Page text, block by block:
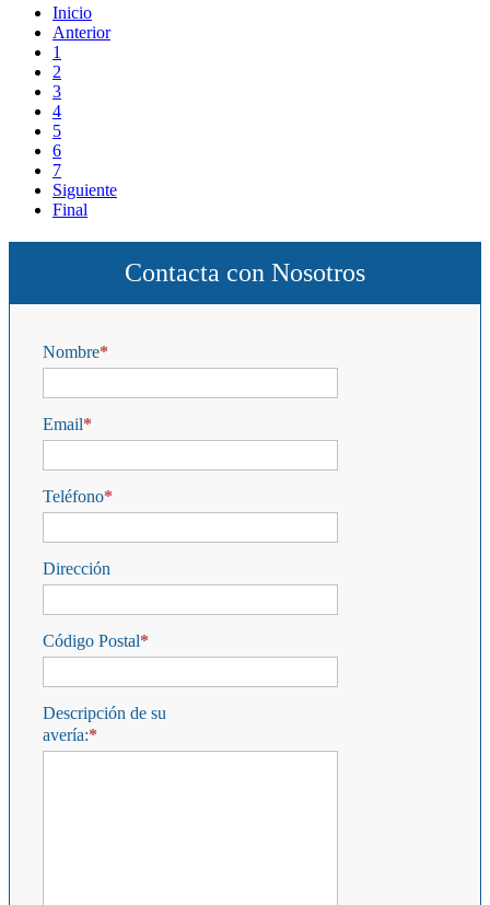
Inicio
Anterior
1
2
3
4
5
6
7
Siguiente
Final
Contacta con Nosotros
Nombre
Email
Teléfono
Dirección
Código Postal
Descripción de su
avería: